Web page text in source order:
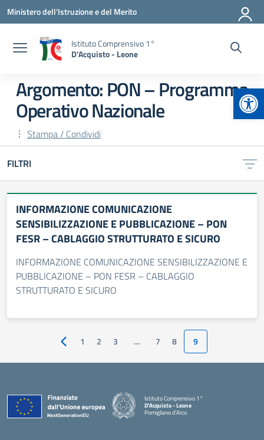
Vai ai contenuti
Vai al menu di navigazione
Vai al footer
Ministero dell'Istruzione e del Merito
Istituto Comprensivo 1°
D'Acquisto - Leone
Argomento: PON – Programma
Operativo Nazionale
Stampa / Condividi
FILTRI
INFORMAZIONE COMUNICAZIONE
SENSIBILIZZAZIONE E PUBBLICAZIONE – PON
FESR – CABLAGGIO STRUTTURATO E SICURO
INFORMAZIONE COMUNICAZIONE SENSIBILIZZAZIONE E
PUBBLICAZIONE – PON FESR – CABLAGGIO
STRUTTURATO E SICURO
Pagina precedente
1 2 3 … 7 8 9
Istituto Comprensivo 1°
D'Acquisto - Leone
Pomigliano d'Arco
— Visita la pagina iniziale della scuola